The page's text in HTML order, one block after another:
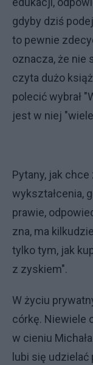
gdyby dziś
to pewnie
oznacza, że nie
czyta dużo
polecić wybrał
jest w niej
Pytany, jak
wykształcenia,
prawie,
zna, ma
tylko tym, jak
z zyskiem".
W życiu
córkę. Niewiele
w cieniu
lubi się